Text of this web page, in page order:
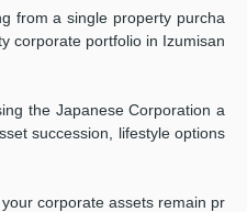
from a single property purcha
corporate portfolio in Izumisan
the Japanese Corporation a
succession, lifestyle options
corporate assets remain pr